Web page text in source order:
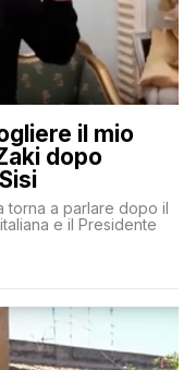
il mio
dopo
torna a parlare dopo il
e il Presidente